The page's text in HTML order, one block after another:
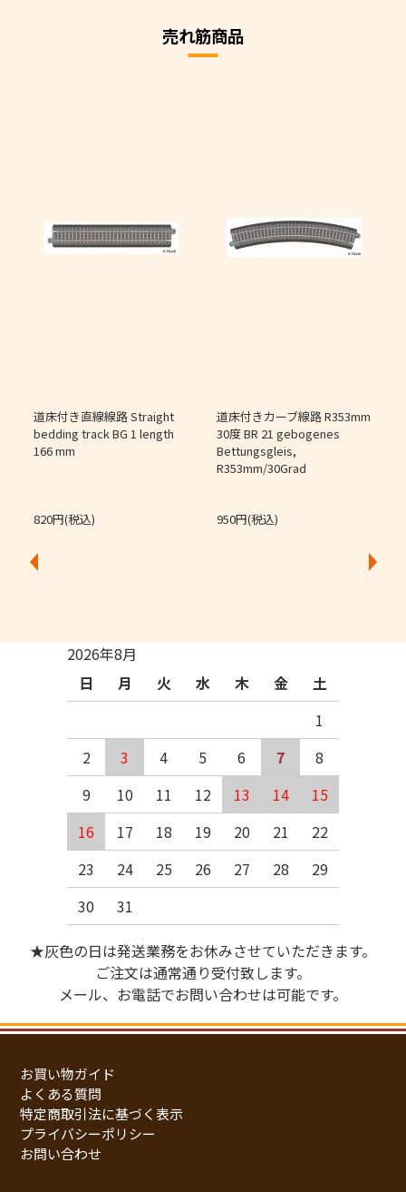
売れ筋商品
道床付き直線線路 Straight
bedding track BG 1 length
166 mm
820円(税込)
道床付きカーブ線路 R353mm
30度 BR 21 gebogenes
Bettungsgleis,
R353mm/30Grad
950円(税込)
2026年8月
日
月 火 水 木 金
土
1
2
3 4 5 6 7
8
9
10 11 12 13 14
15
16
17 18 19 20 21
22
23
24 25 26 27 28
29
30
31
★灰色の日は発送業務をお休みさせていただきます。
ご注文は通常通り受付致します。
メール、お電話でお問い合わせは可能です。
お買い物ガイド
よくある質問
特定商取引法に基づく表示
プライバシーポリシー
お問い合わせ